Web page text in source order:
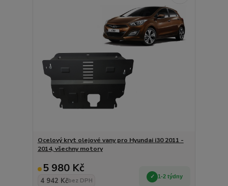
Ocelový kryt olejové vany pro Hyundai i30 2011 -
2014, všechny motory
5 980 Kč
4 942 Kčbez DPH
1-2 týdny